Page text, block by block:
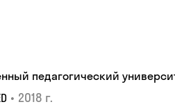
педагогический
• 2018 г.